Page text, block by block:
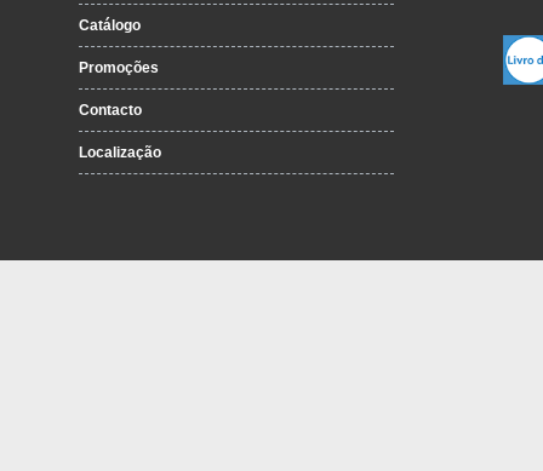
Catálogo
Promoções
Contacto
Localização